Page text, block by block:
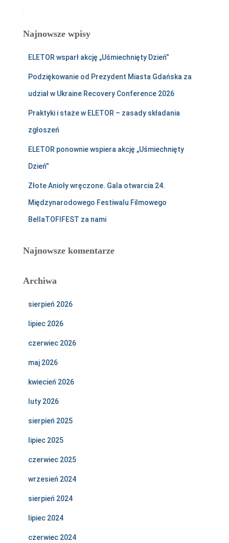
Najnowsze wpisy
ELETOR wsparł akcję „Uśmiechnięty Dzień”
Podziękowanie od Prezydent Miasta Gdańska za
udział w Ukraine Recovery Conference 2026
Praktyki i staże w ELETOR – zasady składania
zgłoszeń
ELETOR ponownie wspiera akcję „Uśmiechnięty
Dzień”
Złote Anioły wręczone. Gala otwarcia 24.
Międzynarodowego Festiwalu Filmowego
BellaTOFIFEST za nami
Najnowsze komentarze
Archiwa
sierpień 2026
lipiec 2026
czerwiec 2026
maj 2026
kwiecień 2026
luty 2026
sierpień 2025
lipiec 2025
czerwiec 2025
wrzesień 2024
sierpień 2024
lipiec 2024
czerwiec 2024